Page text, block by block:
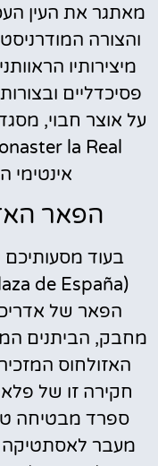
מאתגר את העין
והצורה
מיצירותיו
פסיכדליים
אינטימי
הפאר
בעוד
הפאר של
מחבק, הביתנים
האזולחוס
חקירה זו של
ספרד מבטיחה
מעבר